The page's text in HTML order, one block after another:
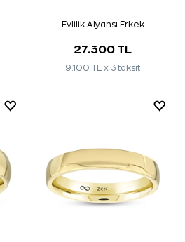
Evlilik Alyansı Erkek
27.300 TL
9.100 TL x 3 taksit